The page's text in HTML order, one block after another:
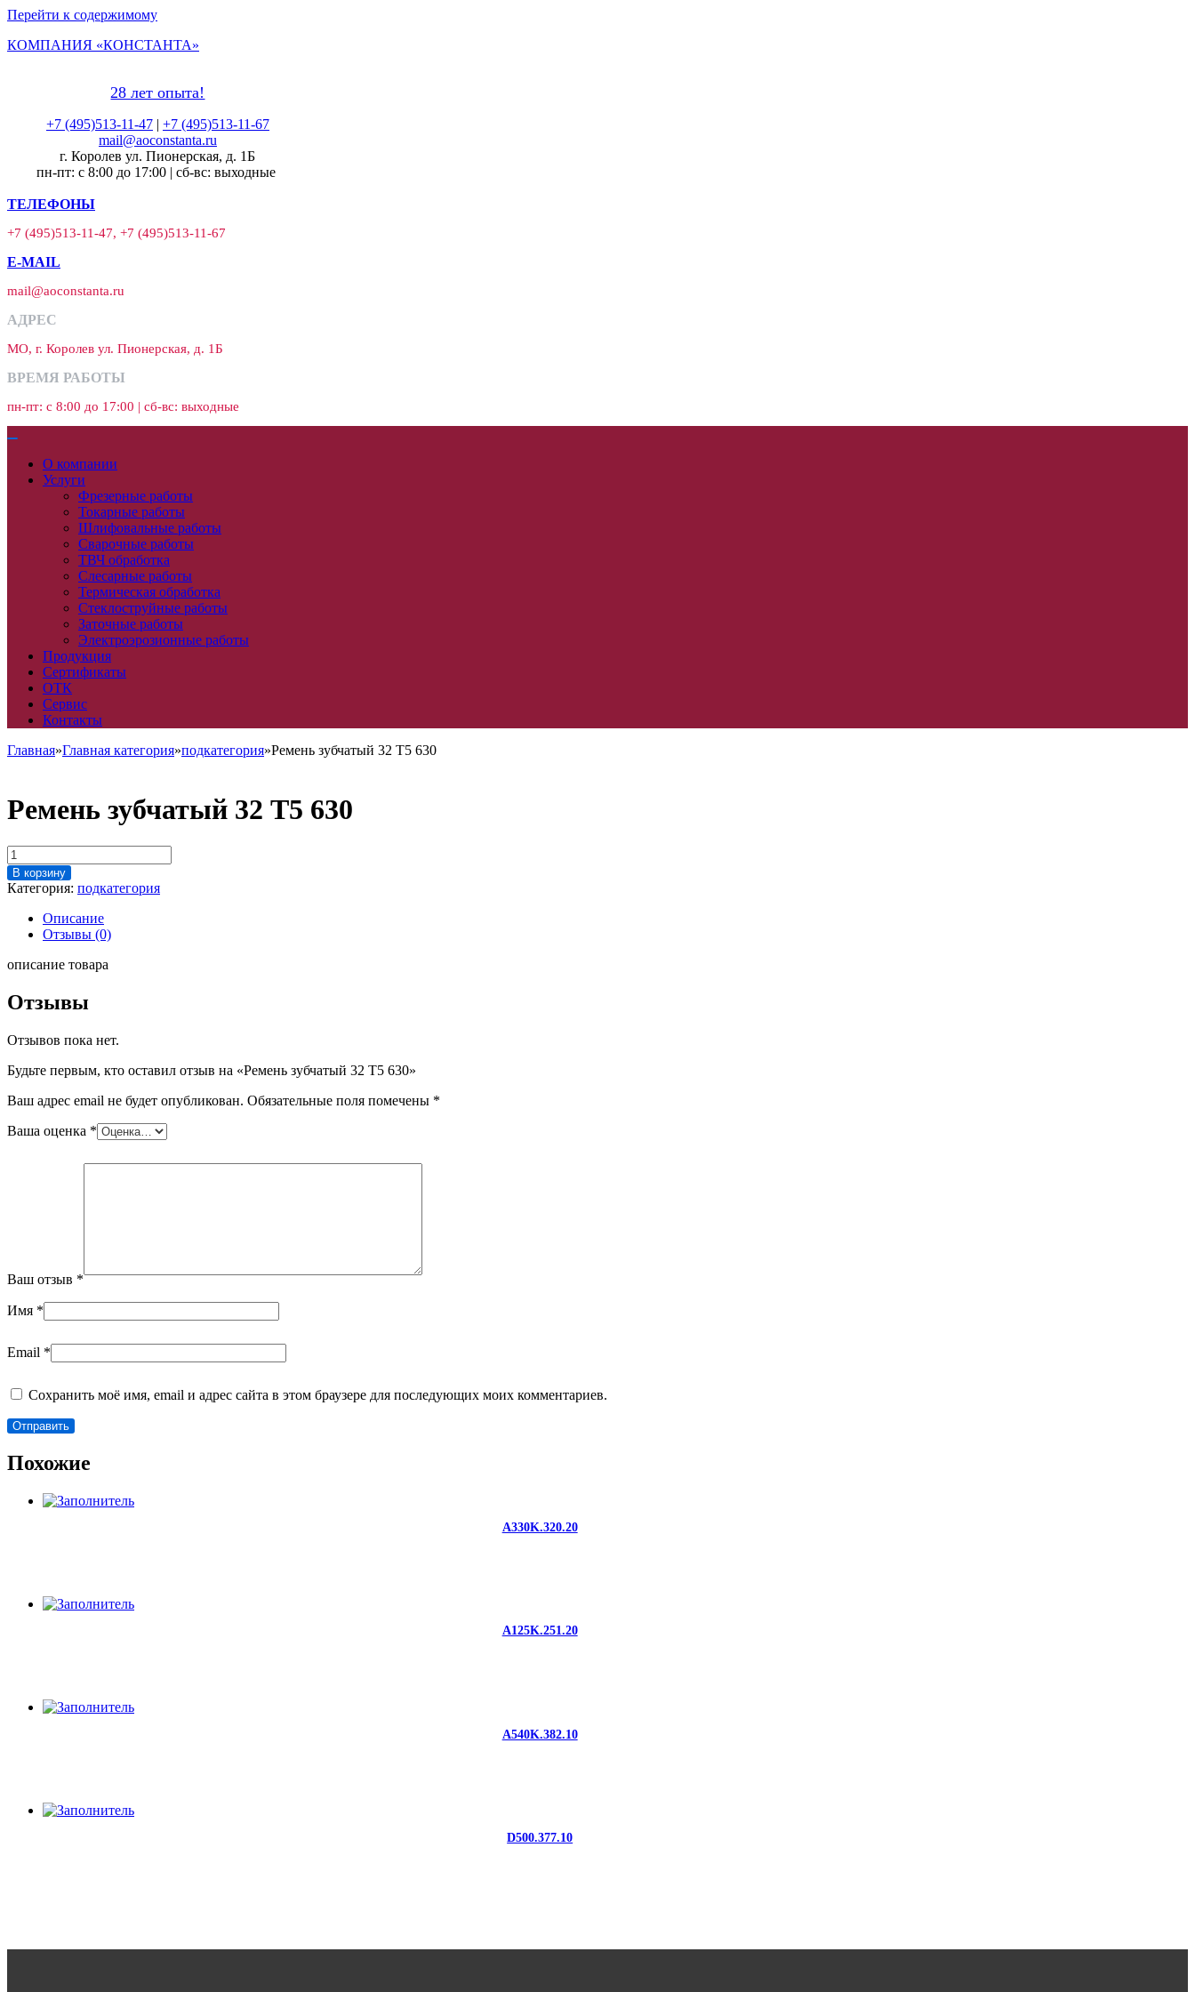
Перейти к содержимому
КОМПАНИЯ «КОНСТАНТА»
28 лет опыта!
+7 (495)513-11-47| +7 (495)513-11-67
mail@aoconstanta.ru
г. Королев ул. Пионерская, д. 1Б
пн-пт: с 8:00 до 17:00 | сб-вс: выходные
ТЕЛЕФОНЫ
+7 (495)513-11-47, +7 (495)513-11-67
E-MAIL
mail@aoconstanta.ru
АДРЕС
МО, г. Королев ул. Пионерская, д. 1Б
ВРЕМЯ РАБОТЫ
пн-пт: с 8:00 до 17:00 | сб-вс: выходные
О компании
Услуги
Фрезерные работы
Токарные работы
Шлифовальные работы
Сварочные работы
ТВЧ обработка
Слесарные работы
Термическая обработка
Стеклоструйные работы
Заточные работы
Электроэрозионные работы
Продукция
Сертификаты
ОТК
Сервис
Контакты
Главная»Главная категория»подкатегория»Ремень зубчатый 32 Т5 630
Ремень зубчатый 32 Т5 630
Количество
товара
Ремень
зубчатый
В корзину
Категория: подкатегория
Описание
Отзывы (0)
описание товара
Отзывы
Отзывов пока нет.
Будьте первым, кто оставил отзыв на «Ремень зубчатый 32 Т5 630»
Ваш адрес email не будет опубликован. Обязательные поля помечены *
Ваша оценка *
Ваш отзыв *
Имя *
Email *
Сохранить моё имя, email и адрес сайта в этом браузере для последующих моих комментариев.
Похожие
A330K.320.20
A125K.251.20
A540K.382.10
D500.377.10